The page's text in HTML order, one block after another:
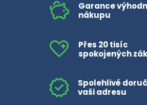
Garance
nákupu
Přes 20 tisíc
spokojených
Spolehlivé
vaši adresu